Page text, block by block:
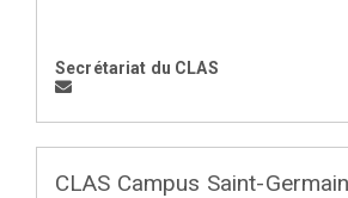
Secrétariat du CLAS
CLAS Campus Saint-